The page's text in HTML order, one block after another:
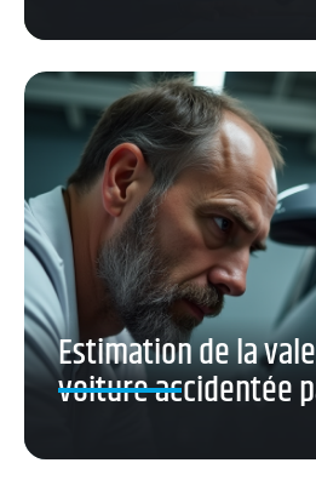
Estimation de la
voiture accidentée